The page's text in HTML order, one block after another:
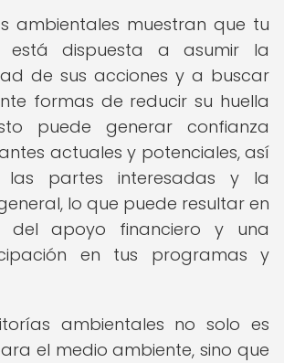
ambientales muestran que tu
está dispuesta a asumir la
de sus acciones y a buscar
formas de reducir su huella
puede generar confianza
actuales y potenciales, así
las partes interesadas y la
lo que puede resultar en
del apoyo financiero y una
en tus programas y
ambientales no solo es
el medio ambiente, sino que